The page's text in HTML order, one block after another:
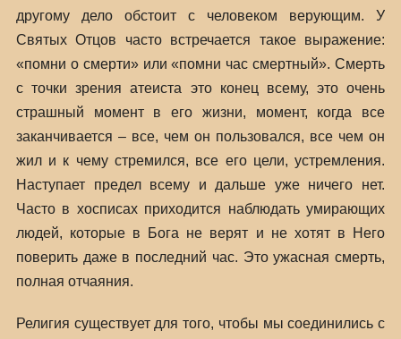
другому дело обстоит с человеком верующим. У
Святых Отцов часто встречается такое выражение:
«помни о смерти» или «помни час смертный». Смерть
с точки зрения атеиста это конец всему, это очень
страшный момент в его жизни, момент, когда все
заканчивается – все, чем он пользовался, все чем он
жил и к чему стремился, все его цели, устремления.
Наступает предел всему и дальше уже ничего нет.
Часто в хосписах приходится наблюдать умирающих
людей, которые в Бога не верят и не хотят в Него
поверить даже в последний час. Это ужасная смерть,
полная отчаяния.
Религия существует для того, чтобы мы соединились с